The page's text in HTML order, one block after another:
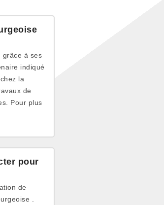
grâce à ses
indiqué
la
de
Pour plus
pour
de
.